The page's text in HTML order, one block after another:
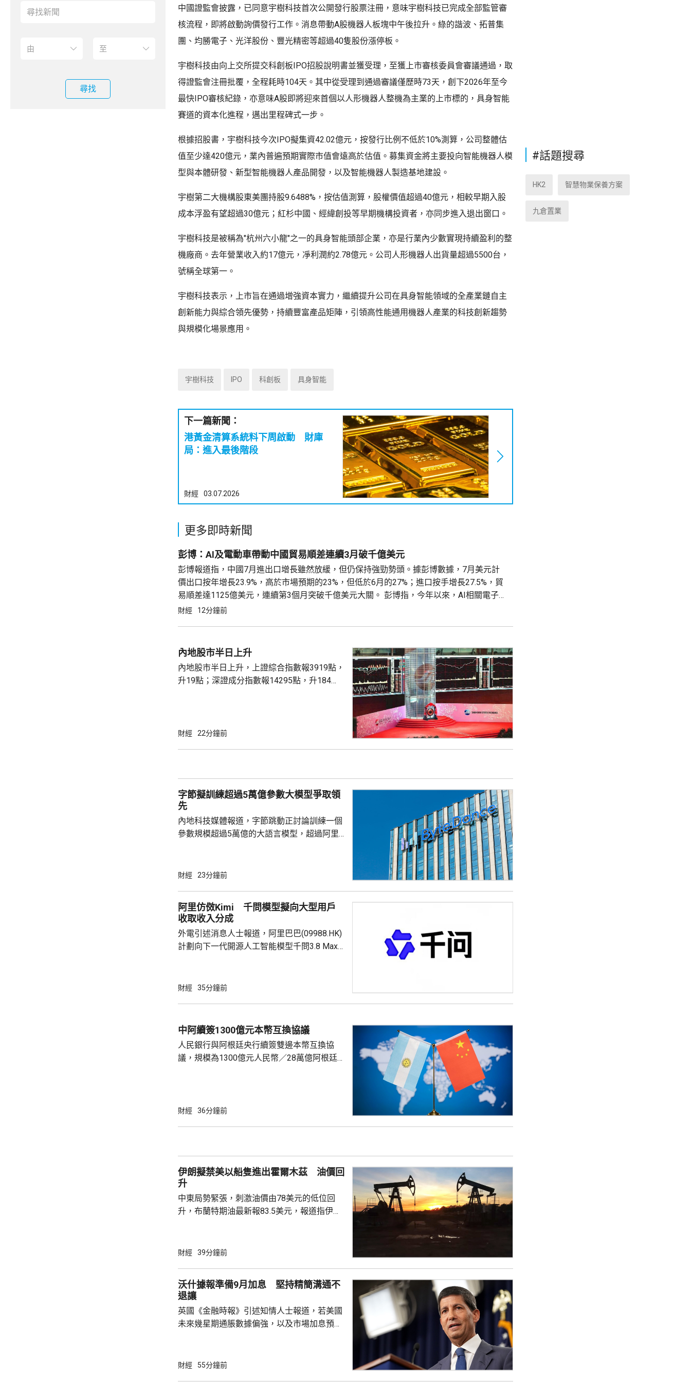
尋找
中國證監會披露，已同意宇樹科技首次公開發行股票注冊，意味宇樹科技已完成全部監管審
核流程，即將啟動詢價發行工作。消息帶動A股機器人板塊中午後拉升。綠的諧波、拓普集
團、均勝電子、光洋股份、豐光精密等超過40隻股份漲停板。
宇樹科技由向上交所提交科創板IPO招股說明書並獲受理，至獲上市審核委員會審議通過，取
得證監會注冊批覆，全程耗時104天。其中從受理到通過審議僅歷時73天，創下2026年至今
最快IPO審核紀錄，亦意味A股即將迎來首個以人形機器人整機為主業的上市標的，具身智能
賽道的資本化進程，邁出里程碑式一步。
根據招股書，宇樹科技今次IPO擬集資42.02億元，按發行比例不低於10%測算，公司整體估
值至少達420億元，業內普遍預期實際市值會遠高於估值。募集資金將主要投向智能機器人模
型與本體研發、新型智能機器人產品開發，以及智能機器人製造基地建設。
宇樹第二大機構股東美團持股9.6488%，按估值測算，股權價值超過40億元，相較早期入股
成本浮盈有望超過30億元；紅杉中國、經緯創投等早期機構投資者，亦同步進入退出窗口。
宇樹科技是被稱為"杭州六小龍"之一的具身智能頭部企業，亦是行業內少數實現持續盈利的整
機廠商。去年營業收入約17億元，凈利潤約2.78億元。公司人形機器人出貨量超過5500台，
號稱全球第一。
宇樹科技表示，上市旨在通過增強資本實力，繼續提升公司在具身智能領域的全產業鏈自主
創新能力與綜合領先優勢，持續豐富產品矩陣，引領高性能通用機器人產業的科技創新趨勢
與規模化場景應用。
宇樹科技 IPO 科創板 具身智能
下一篇新聞：
港黃金清算系統料下周啟動 財庫
局：進入最後階段
財經 03.07.2026
更多即時新聞
彭博：AI及電動車帶動中國貿易順差連續3月破千億美元
彭博報道指，中國7月進出口增長雖然放緩，但仍保持強勁勢頭。據彭博數據，7月美元計
價出口按年增長23.9%，高於市場預期的23%，但低於6月的27%；進口按手增長27.5%，貿
易順差達1125億美元，連續第3個月突破千億美元大關。 彭博指，今年以來，AI相關電子
產品及電動車等尖端產品海外出貨量激增，有效抵消極端天氣對貿易的干擾，並緩和內需
財經 12分鐘前
內地股市半日上升
內地股市半日上升，上證綜合指數報3919點，
升19點；深證成分指數報14295點，升184
財經 22分鐘前
字節擬訓練超過5萬億參數大模型爭取領
先
內地科技媒體報道，字節跳動正討論訓練一個
參數規模超過5萬億的大語言模型，超過阿里
模型。計劃仍處早期階段，最終未必發布。 報
位置。字節創辦人張一鳴近日在Seed全體員
工大會表態，可接受模型短期內落後於行業，
但要以追求智能上...
財經 23分鐘前
阿里仿傚Kimi 千問模型擬向大型用戶
收取收入分成
外電引述消息人士報道，阿里巴巴(09988.HK)
計劃向下一代開源人工智能模型千問3.8 Max
與Kimi K3類似，反映內地AI企業正逐步形成
署及額外服務中取得收入。 開源模式轉向商業
化 Kimi K3分成最高30% 千問3.8 Max...
財經 35分鐘前
中阿續簽1300億元本幣互換協議
人民銀行與阿根廷央行續簽雙邊本幣互換協
議，規模為1300億元人民幣／28萬億阿根廷
國總統特朗普第二次上台以來，美國官員多次
財經 36分鐘前
伊朗擬禁美以船隻進出霍爾木茲 油價回
升
中東局勢緊張，刺激油價由78美元的低位回
升，布蘭特期油最新報83.5美元，報道指伊朗
朗和阿曼討論部份重開霍爾木茲海峽，進入最
分跌幅。伊朗媒體披露的擬定協議顯示，德黑
蘭尋求禁止美國和以色列船隻通過霍爾木茲海
峽，並要求敵對國家在使用這條關鍵...
財經 39分鐘前
沃什據報準備9月加息 堅持精簡溝通不
退讓
英國《金融時報》引述知情人士報道，若美國
未來幾星期通脹數據偏強，以及市場加息預期
加息25基點的概率約為55%。 沃什自今年5月
財經 55分鐘前
#話題搜尋
HK2 智慧物業保養方案
九倉置業